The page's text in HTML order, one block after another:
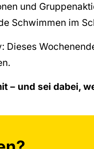
und
Schwimmen im
– und sei dabei,